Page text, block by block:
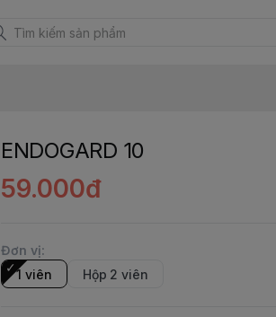
ENDOGARD 10
59.000đ
Đơn vị:
1 viên
Hộp 2 viên